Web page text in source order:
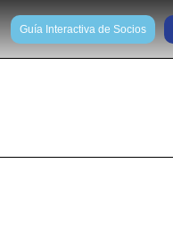
Guía Interactiva de Socios